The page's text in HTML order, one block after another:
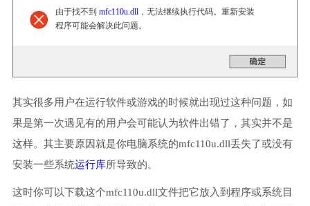
由于找不到 mfc110u.dll，无法继续执行代码。重新安装
程序可能会解决此问题。
其实很多用户在运行软件或游戏的时候就出现过这种问题，如
果是第一次遇见有的用户会可能认为软件出错了，其实并不是
这样。其主要原因就是你电脑系统的mfc110u.dll丢失了或没有
安装一些系统运行库所导致的。
这时你可以下载这个mfc110u.dll文件把它放入到程序或系统目